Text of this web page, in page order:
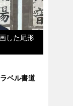
した尾形
ベル書道